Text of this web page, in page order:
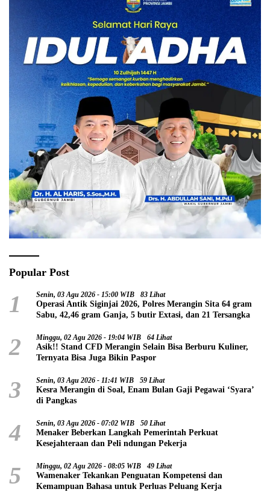
Popular Post
1 Senin, 03 Agu 2026 - 15:00 WIB 83 Lihat
Operasi Antik Siginjai 2026, Polres Merangin Sita 64 gram
Sabu, 42,46 gram Ganja, 5 butir Extasi, dan 21 Tersangka
2 Minggu, 02 Agu 2026 - 19:04 WIB 64 Lihat
Asik!! Stand CFD Merangin Selain Bisa Berburu Kuliner,
Ternyata Bisa Juga Bikin Paspor
3 Senin, 03 Agu 2026 - 11:41 WIB 59 Lihat
Kesra Merangin di Soal, Enam Bulan Gaji Pegawai ‘Syara’
di Pangkas
4 Senin, 03 Agu 2026 - 07:02 WIB 50 Lihat
Menaker Beberkan Langkah Pemerintah Perkuat
Kesejahteraan dan Peli ndungan Pekerja
5 Minggu, 02 Agu 2026 - 08:05 WIB 49 Lihat
Wamenaker Tekankan Penguatan Kompetensi dan
Kemampuan Bahasa untuk Perluas Peluang Kerja